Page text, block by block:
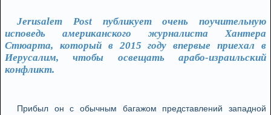
Jerusalem Post публикует очень поучительную
исповедь американского журналиста Хантера
Стюарта, который в 2015 году впервые приехал в
Иерусалим, чтобы освещать арабо-израильский
конфликт.
Прибыл он с обычным багажом представлений западной